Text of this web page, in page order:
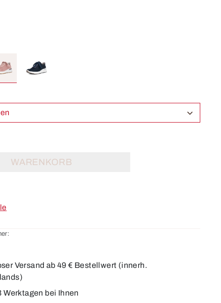
WARENKORB
Versand ab 49 € Bestellwert (innerh.
Werktagen bei Ihnen